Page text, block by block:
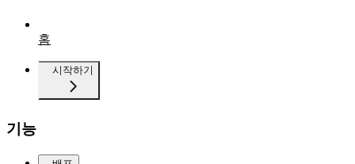
홈
시작하기
기능